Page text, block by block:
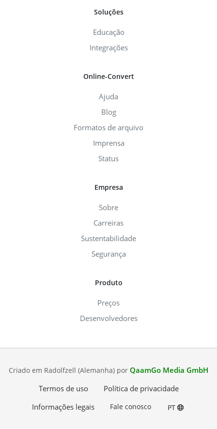
Soluções
Educação
Integrações
Online-Convert
Ajuda
Blog
Formatos de arquivo
Imprensa
Status
Empresa
Sobre
Carreiras
Sustentabilidade
Segurança
Produto
Preços
Desenvolvedores
Criado em Radolfzell (Alemanha) por QaamGo Media GmbH
Termos de uso
Política de privacidade
Informações legais
Fale conosco PT